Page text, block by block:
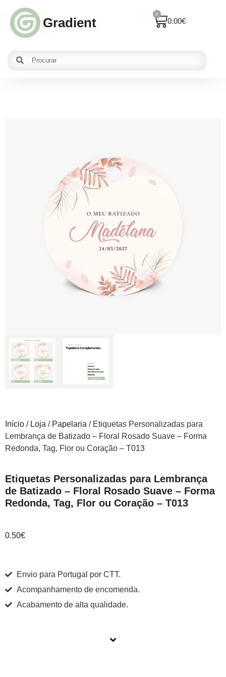
Gradient 0.00€
0
Início / Loja / Papelaria / Etiquetas Personalizadas para
Lembrança de Batizado – Floral Rosado Suave – Forma
Redonda, Tag, Flor ou Coração – T013
Etiquetas Personalizadas para Lembrança
de Batizado – Floral Rosado Suave – Forma
Redonda, Tag, Flor ou Coração – T013
0.50€
Envio para Portugal por CTT.
Acompanhamento de encomenda.
Acabamento de alta qualidade.